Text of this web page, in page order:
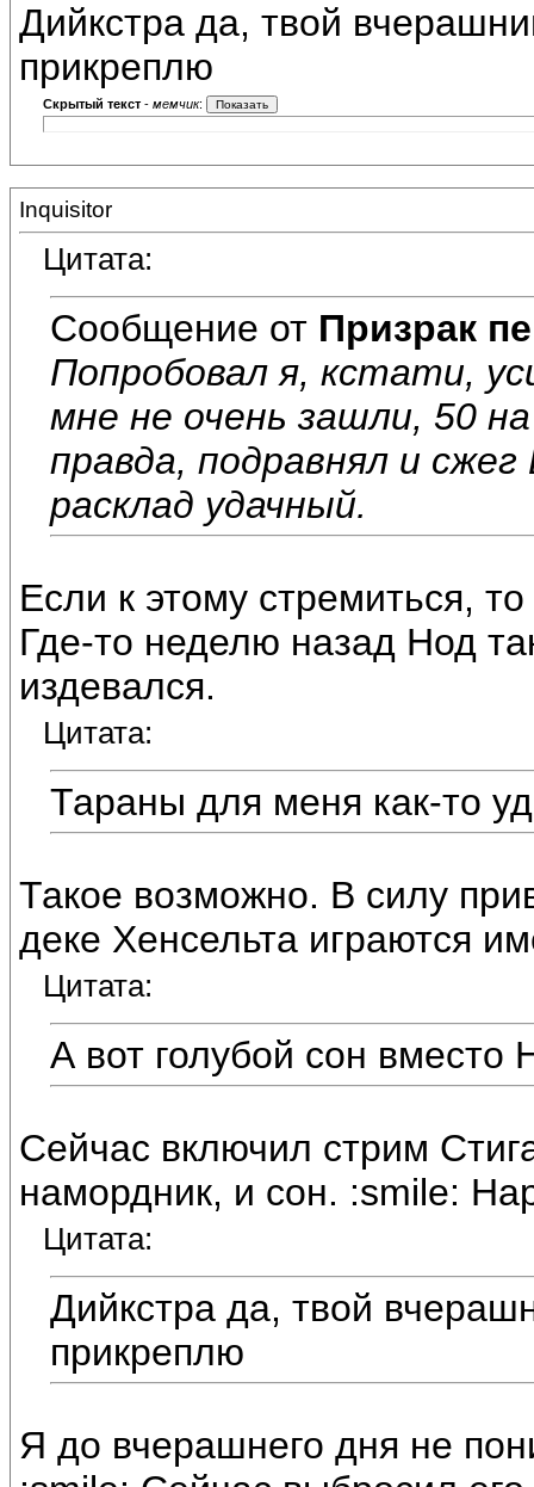
Дийкстра да, твой
прикреплю
Скрытый текст - мемчик:
Inquisitor
Цитата:
Сообщение от Призрак
Попробовал я, кстати,
мне не очень зашли, 50
правда, подравнял и
расклад удачный.
Если к этому стремиться,
Где-то неделю назад Нод
издевался.
Цитата:
Тараны для меня как-то
Такое возможно. В силу
деке Хенсельта играются
Цитата:
А вот голубой сон
Сейчас включил стрим
намордник, и сон. :smile:
Цитата:
Дийкстра да, твой
прикреплю
Я до вчерашнего дня не